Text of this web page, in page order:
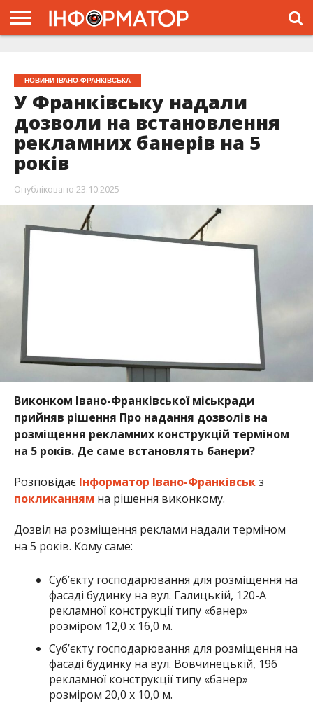
НОВИНИ ІВАНО-ФРАНКІВСЬКА
У Франківську надали
дозволи на встановлення
рекламних банерів на 5
років
Опубліковано 23.10.2025
Виконком Івано-Франківської міськради
прийняв рішення Про надання дозволів на
розміщення рекламних конструкцій терміном
на 5 років. Де саме встановлять банери?
Розповідає Інформатор Івано-Франківськз
покликанням на рішення виконкому.
Дозвіл на розміщення реклами надали терміном
на 5 років. Кому саме:
Суб’єкту господарювання для розміщення на
фасаді будинку на вул. Галицькій, 120-А
рекламної конструкції типу «банер»
розміром 12,0 х 16,0 м.
Суб’єкту господарювання для розміщення на
фасаді будинку на вул. Вовчинецькій, 196
рекламної конструкції типу «банер»
розміром 20,0 х 10,0 м.